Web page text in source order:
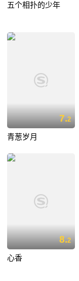
五个相扑的少年
7.2
青葱岁月
8.2
心香